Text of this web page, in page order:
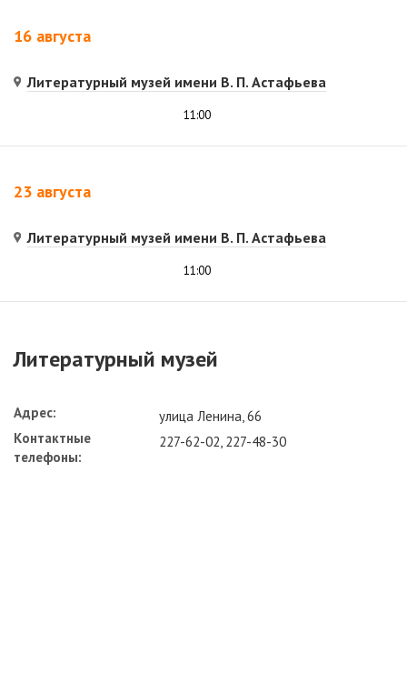
16 августа
Литературный музей имени В. П. Астафьева
11:00
23 августа
Литературный музей имени В. П. Астафьева
11:00
Литературный музей
Адрес:
улица Ленина, 66
Контактные
телефоны:
227-62-02, 227-48-30